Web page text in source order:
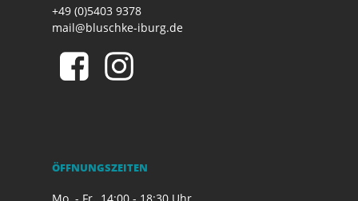
+49 (0)5403 9378
mail@bluschke-iburg.de
ÖFFNUNGSZEITEN